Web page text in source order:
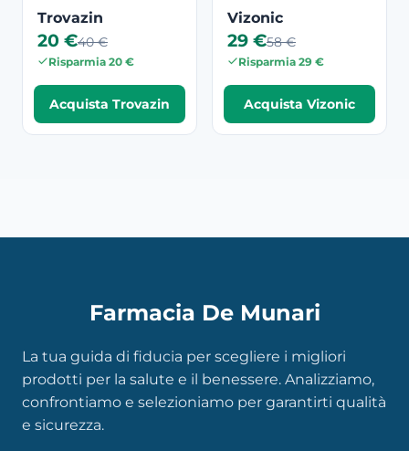
Trovazin
20 €40 €
Risparmia 20 €
Acquista Trovazin
Vizonic
29 €58 €
Risparmia 29 €
Acquista Vizonic
Farmacia De Munari
La tua guida di fiducia per scegliere i migliori
prodotti per la salute e il benessere. Analizziamo,
confrontiamo e selezioniamo per garantirti qualità
e sicurezza.